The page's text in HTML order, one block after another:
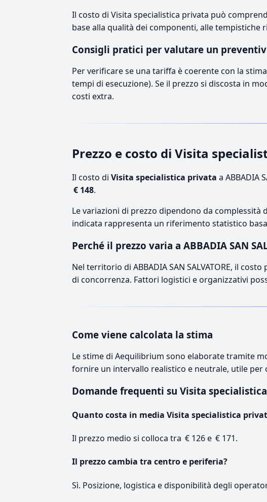
Il costo di Visita specialistica privata può
base alla qualità dei componenti, alle
Consigli pratici per valutare un
Per verificare se una tariffa è coerente con la
tempi di esecuzione). Se il prezzo si discosta in
costi extra.
Prezzo e costo di Visita
Il costo di Visita specialistica privata a ABBADIA
€ 148.
Le variazioni di prezzo dipendono da complessità
indicata rappresenta un riferimento statistico
Perché il prezzo varia a ABBADIA SAN
Nel territorio di ABBADIA SAN SALVATORE, il
di concorrenza. Fattori logistici e organizzativi
Come viene calcolata la stima
Le stime di Aequilibrium sono elaborate tramite
fornire un intervallo realistico e neutrale, utile
Domande frequenti su Visita specialistica
Quanto costa in media Visita specialistica
Il prezzo medio si colloca tra € 126 e € 171.
Il prezzo cambia tra centro e periferia?
Sì. Posizione, logistica e disponibilità degli